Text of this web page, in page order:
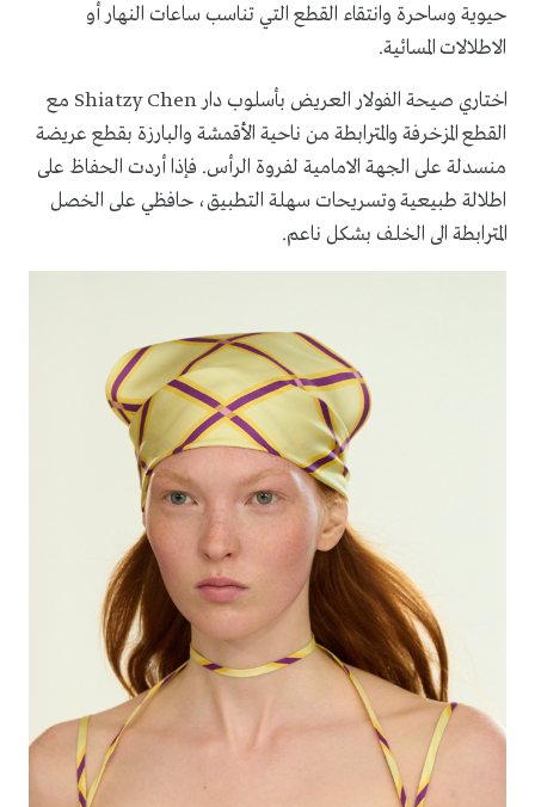
حيوية وساحرة وانتقاء القطع التي تناسب ساعات النهار أو
الاطلالات المسائية.
اختاري صيحة الفولار العريض بأسلوب دار Shiatzy Chen مع
القطع المزخرفة والمترابطة من ناحية الأقمشة والبارزة بقطع عريضة
منسدلة على الجهة الامامية لفروة الرأس. فإذا أردت الحفاظ على
اطلالة طبيعية وتسريحات سهلة التطبيق، حافظي على الخصل
المترابطة الى الخلف بشكل ناعم.